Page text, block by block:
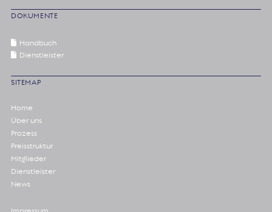
DOKUMENTE
Handbuch
Dienstleister
SITEMAP
Home
Über uns
Prozess
Preisstruktur
Mitglieder
Dienstleister
News